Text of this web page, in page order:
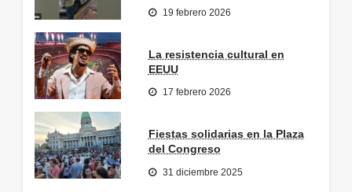
19 febrero 2026
La resistencia cultural en
EEUU
17 febrero 2026
Fiestas solidarias en la Plaza
del Congreso
31 diciembre 2025